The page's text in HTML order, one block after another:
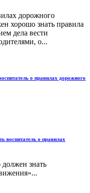
дорожного
хорошо знать правила
дела вести
о...
о правилах дорожного
воспитатель о правилах
должен знать